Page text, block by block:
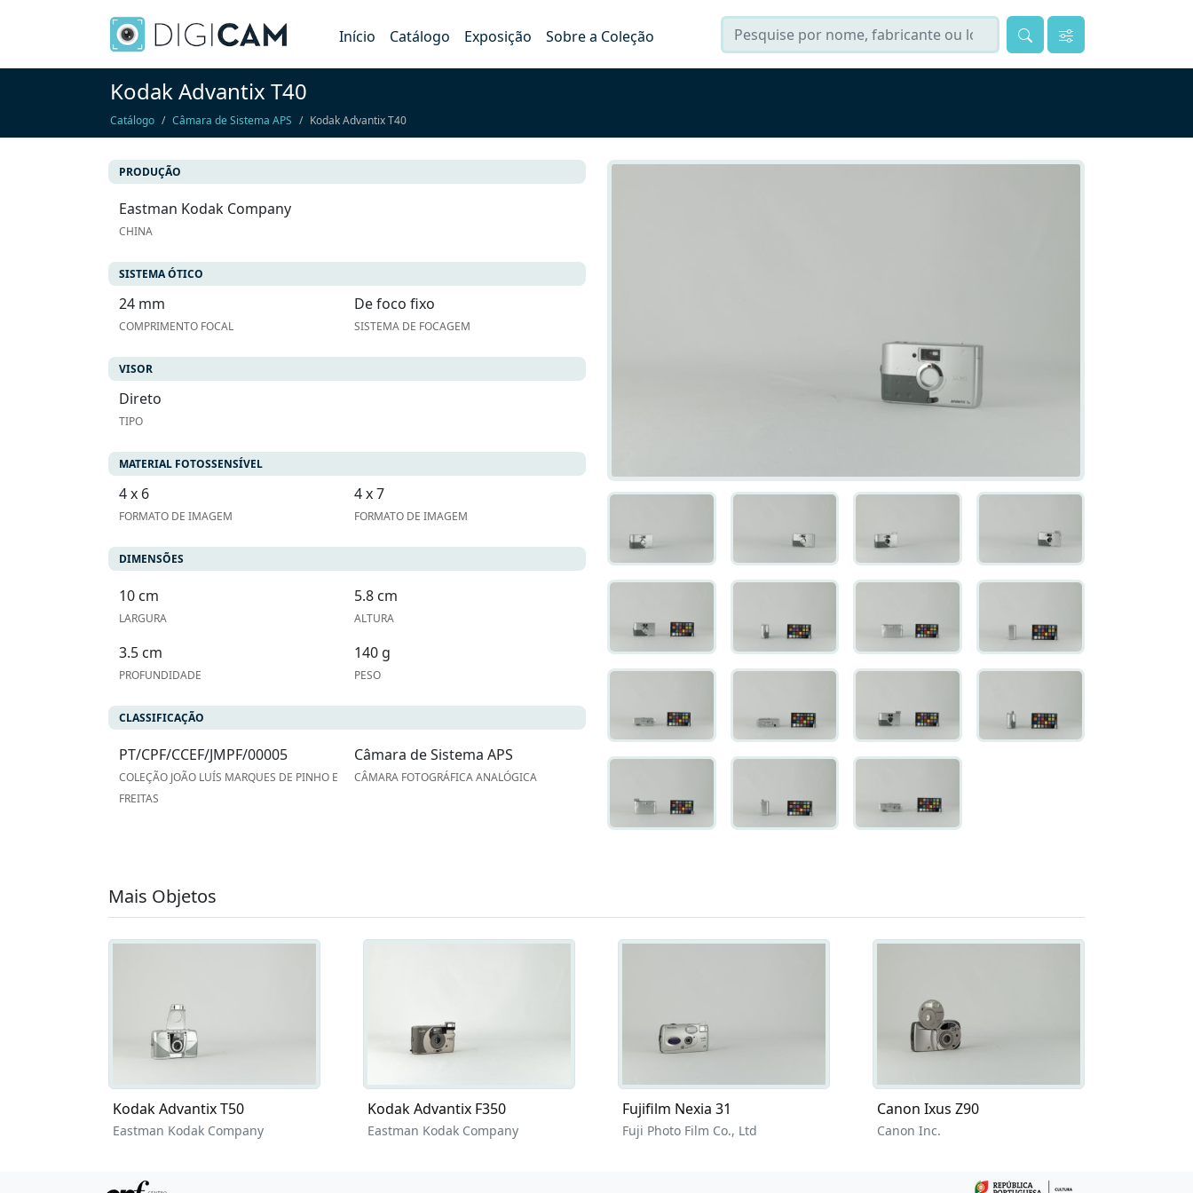
Início Catálogo Exposição Sobre a Coleção
Kodak Advantix T40
Catálogo Câmara de Sistema APS Kodak Advantix T40
PRODUÇÃO
Eastman Kodak Company
CHINA
SISTEMA ÓTICO
24 mm
COMPRIMENTO FOCAL
De foco fixo
SISTEMA DE FOCAGEM
VISOR
Direto
TIPO
MATERIAL FOTOSSENSÍVEL
4 x 6
FORMATO DE IMAGEM
4 x 7
FORMATO DE IMAGEM
DIMENSÕES
10 cm
LARGURA
5.8 cm
ALTURA
3.5 cm
PROFUNDIDADE
140 g
PESO
CLASSIFICAÇÃO
PT/CPF/CCEF/JMPF/00005
COLEÇÃO JOÃO LUÍS MARQUES DE PINHO E
FREITAS
Câmara de Sistema APS
CÂMARA FOTOGRÁFICA ANALÓGICA
Mais Objetos
Kodak Advantix T50
Eastman Kodak Company
Kodak Advantix F350
Eastman Kodak Company
Fujifilm Nexia 31
Fuji Photo Film Co., Ltd
Canon Ixus Z90
Canon Inc.